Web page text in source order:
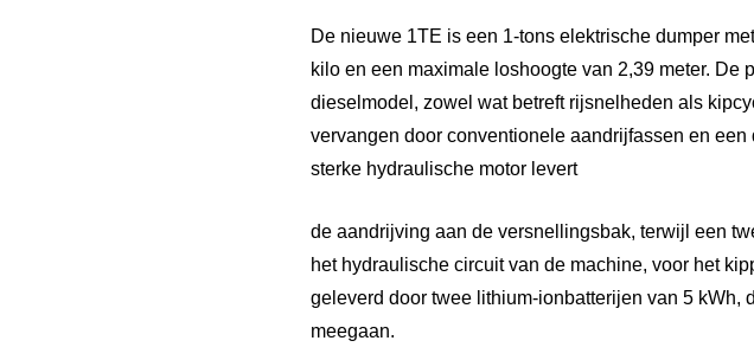
De nieuwe 1TE is een 1-tons elektrische dumper
kilo en een maximale loshoogte van 2,39 meter.
dieselmodel, zowel wat betreft rijsnelheden als
vervangen door conventionele aandrijfassen en
sterke hydraulische motor levert
de aandrijving aan de versnellingsbak, terwijl een
het hydraulische circuit van de machine, voor het
geleverd door twee lithium-ionbatterijen van 5
meegaan.